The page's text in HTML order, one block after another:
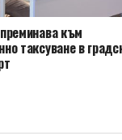
към
таксуване в